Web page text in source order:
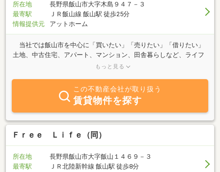
所在地
長野県飯山市大字木島９４７－３
最寄駅
ＪＲ飯山線 飯山駅 徒歩25分
情報提供元
アットホーム
当社では飯山市を中心に「買いたい」「売りたい」「借りたい」
土地、中古住宅、アパート、マンション、田舎暮らしなど、ライフ
スタイルに合わせた物件をご紹介します。 お気軽にお問い合わせ
もっと見る
この不動産会社が取り扱う
賃貸物件を探す
Ｆｒｅｅ Ｌｉｆｅ（同）
所在地
長野県飯山市大字飯山１４６９－３
最寄駅
ＪＲ北陸新幹線 飯山駅 徒歩8分